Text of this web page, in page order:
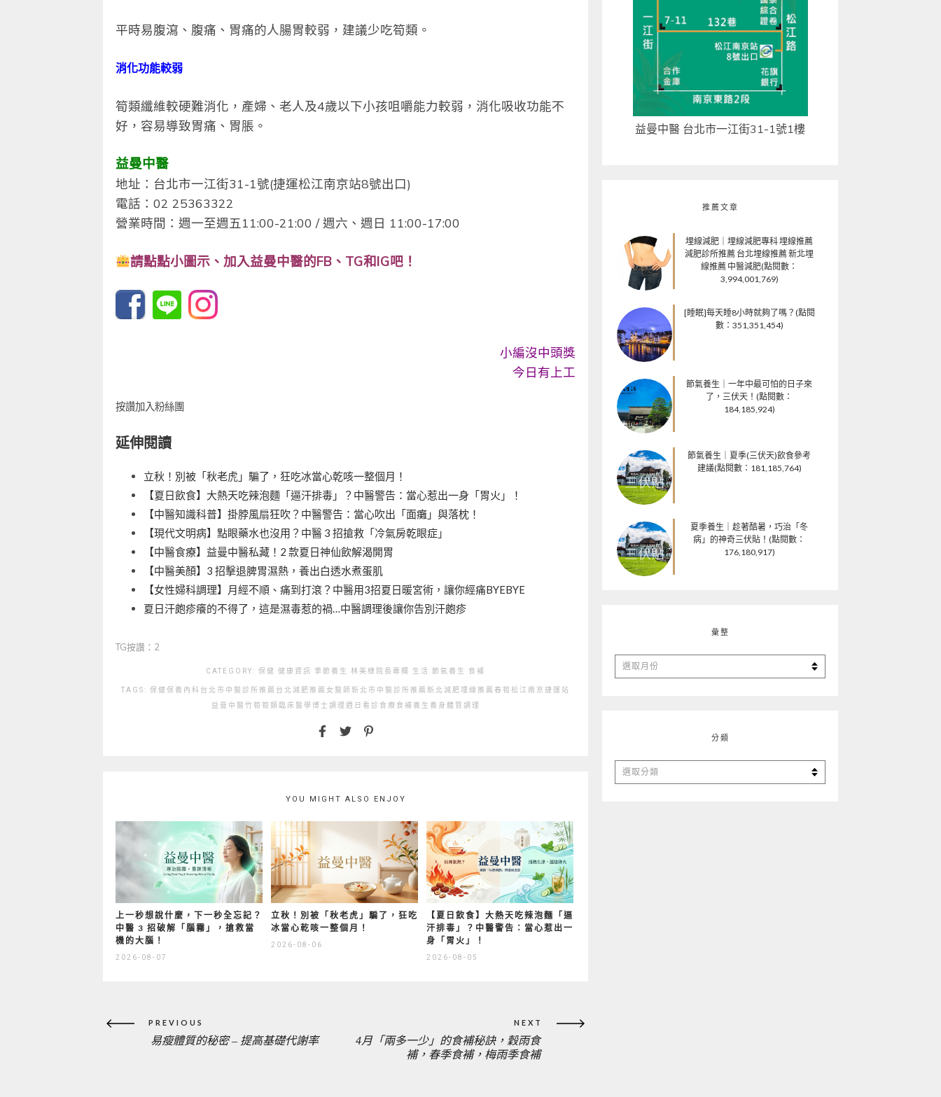
平時易腹瀉、腹痛、胃痛的人腸胃較弱，建議少吃筍類。
消化功能較弱
筍類纖維較硬難消化，產婦、老人及4歲以下小孩咀嚼能力較弱，消化吸收功能不
好，容易導致胃痛、胃脹。
益曼中醫
地址：台北市一江街31-1號(捷運松江南京站8號出口)
電話：02 25363322
營業時間：週一至週五11:00-21:00 / 週六、週日 11:00-17:00
請點點小圖示、 加入益曼中醫的FB、TG和IG吧！
小編沒中頭獎
今日有上工
按讚加入粉絲團
延伸閱讀
立秋！別被「秋老虎」騙了，狂吃冰當心乾咳一整個月！
【夏日飲食】大熱天吃辣泡麵「逼汗排毒」？中醫警告：當心惹出一身「胃火」！
【中醫知識科普】掛脖風扇狂吹？中醫警告：當心吹出「面癱」與落枕！
【現代文明病】點眼藥水也沒用？中醫 3 招搶救「冷氣房乾眼症」
【中醫食療】益曼中醫私藏！2 款夏日神仙飲解渴開胃
【中醫美顏】3 招擊退脾胃濕熱，養出白透水煮蛋肌
【女性婦科調理】月經不順、痛到打滾？中醫用3招夏日暖宮術，讓你經痛BYEBYE
夏日汗皰疹癢的不得了，這是濕毒惹的禍…中醫調理後讓你告別汗皰疹
TG按讚：2
CATEGORY: 保健 健康資訊 季節養生 林美棣院長專欄 生活 節氣養生 食補
TAGS: 保健保養 內科 台北市中醫診所推薦 台北減肥推薦 女醫師 新北市中醫診所推薦 新北減肥埋線推薦 春筍松江南京捷運站
益曼中醫 竹筍筍類 臨床醫學博士調理 週日看診 食療 食補 養生 養身 體質調理
YOU MIGHT ALSO ENJOY
上一秒想說什麼，下一秒全忘記？
中醫 3 招破解「腦霧」，搶救當
機的大腦！
2026-08-07
立秋！別被「秋老虎」騙了，狂吃
冰當心乾咳一整個月！
2026-08-06
【夏日飲食】大熱天吃辣泡麵「逼
汗排毒」？中醫警告：當心惹出一
身「胃火」！
2026-08-05
章
PREVIOUS
PREVIOUS易瘦體質的秘密 – 提高基礎代謝率
NEXT
4月「兩多一少」的食補秘訣，穀雨食
補，春季食補，梅雨季食補
益曼中醫 台北市一江街31-1號1樓
推薦文章
埋線減肥｜埋線減肥專科 埋線推薦
減肥診所推薦 台北埋線推薦 新北埋
線推薦 中醫減肥(點閱數：
3,994,001,769)
[睡眠]每天睡8小時就夠了嗎？(點閱
數：351,351,454)
節氣養生｜一年中最可怕的日子來
了，三伏天！(點閱數：
184,185,924)
節氣養生｜夏季(三伏天)飲食參考
建議(點閱數：181,185,764)
夏季養生｜趁著酷暑，巧治「冬
病」的神奇三伏貼！(點閱數：
176,180,917)
彙整
彙
整
分類
分
類